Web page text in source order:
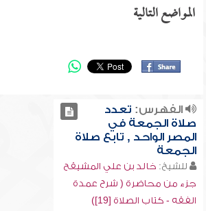
المواضع التالية
الفهرس: تعدد
صلاة الجمعة في
المصر الواحد , تابع صلاة
الجمعة
للشيخ: خالد بن علي المشيقح
جزء من محاضرة ( شرح عمدة
الفقه - كتاب الصلاة [19])